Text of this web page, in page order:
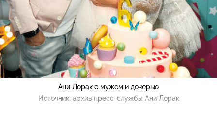
Ани Лорак с мужем и дочерью
Источник: архив пресс-службы Ани Лорак